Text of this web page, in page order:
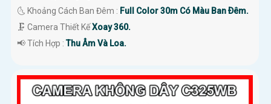
🌜 Khoảng Cách Ban Đêm : Full Color 30m Có Màu Ban Ðêm.
🗜️ Camera Thiết KếXoay 360.
️📢 Tích Hợp :Thu Âm Và Loa.